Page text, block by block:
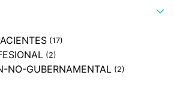
(17)
(2)
NO-GUBERNAMENTAL (2)